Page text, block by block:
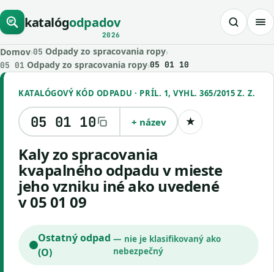
katalógodpadov
2026
Domov›05 Odpady zo spracovania ropy›
05 01 Odpady zo spracovania ropy›05 01 10
KATALÓGOVÝ KÓD ODPADU · PRÍL. 1, VYHL. 365/2015 Z. Z.
05 01 10 + název ★Uložiť kód
kaly zo spracovania
kvapalného odpadu v mieste
jeho vzniku iné ako uvedené
v 05 01 09
Ostatný odpad
(O)
— nie je klasifikovaný ako
nebezpečný